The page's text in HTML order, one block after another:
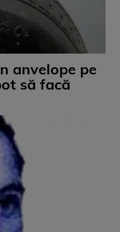
anvelope pe
să facă